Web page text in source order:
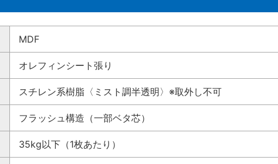
MDF
オレフィンシート張り
スチレン系樹脂〈ミスト調半透明〉※取外し不可
フラッシュ構造（一部ベタ芯）
35kg以下（1枚あたり）